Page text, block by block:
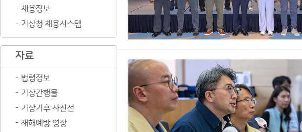
채용정보
기상청 채용시스템
자료
법령정보
기상간행물
기상기후 사진전
재해예방 영상